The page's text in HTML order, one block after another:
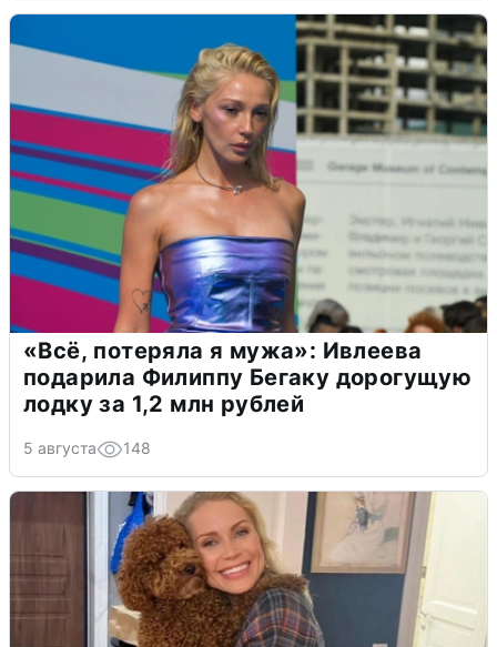
«Всё, потеряла я мужа»: Ивлеева
подарила Филиппу Бегаку дорогущую
лодку за 1,2 млн рублей
5 августа 148